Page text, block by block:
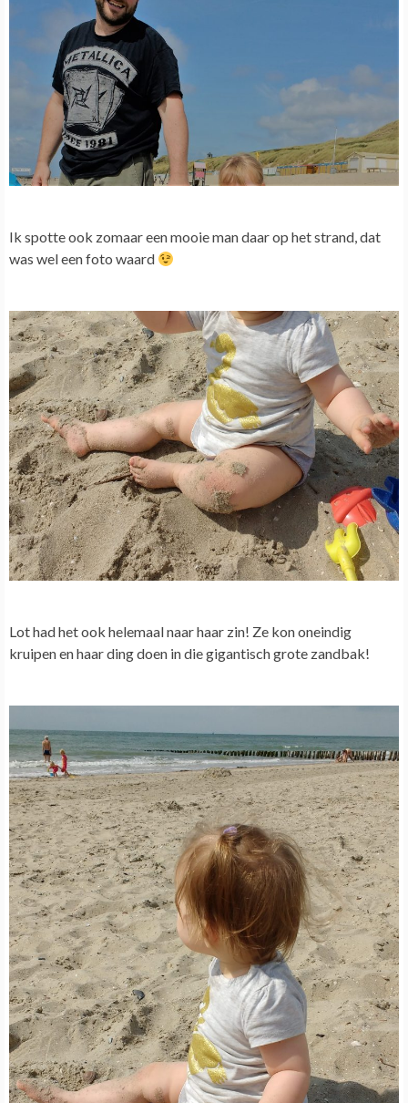
Ik spotte ook zomaar een mooie man daar op het strand, dat
was wel een foto waard
Lot had het ook helemaal naar haar zin! Ze kon oneindig
kruipen en haar ding doen in die gigantisch grote zandbak!